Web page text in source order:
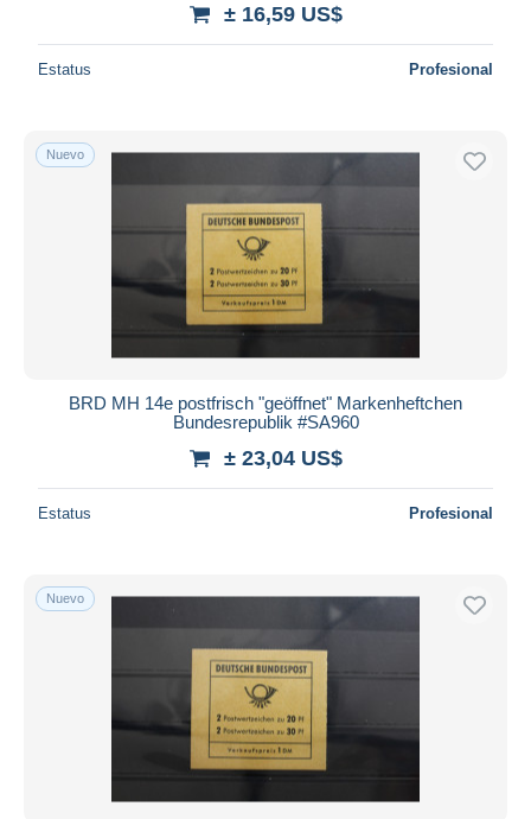
± 16,59 US$
Estatus Profesional
Nuevo
BRD MH 14e postfrisch "geöffnet" Markenheftchen
Bundesrepublik #SA960
± 23,04 US$
Estatus Profesional
Nuevo